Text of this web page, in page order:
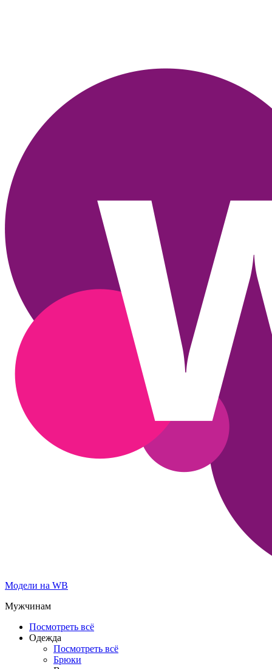
Модели на WB
Мужчинам
Посмотреть всё
Одежда
Посмотреть всё
Брюки